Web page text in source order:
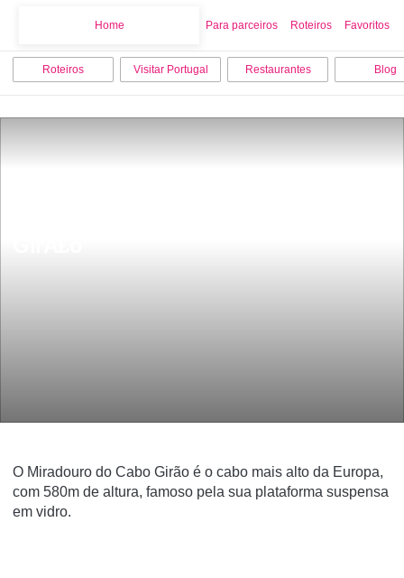
Home Para parceiros Roteiros Favoritos
Roteiros Visitar Portugal Restaurantes Blog
O Miradouro do Cabo Girão é o cabo mais alto da Europa,
com 580m de altura, famoso pela sua plataforma suspensa
em vidro.